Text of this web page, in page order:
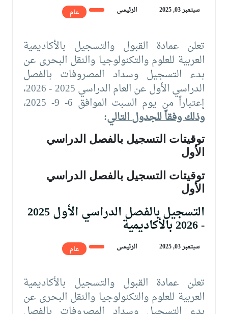
سبتمبر 03, 2025 الرئيسى عام
تعلن عمادة القبول والتسجيل بالأكاديمية
العربية للعلوم والتكنولوجيا والنقل البحرى عن
بدء التسجيل وسداد المصروفات بالفصل
الدراسي الأول عن العام الدراسي 2025 - 2026،
إعتباراً من يوم السبت الموافق 6- 9- 2025،
وذلك وفقاً للجدول التالي:
توقيتات التسجيل بالفصل الدراسي
الأول
توقيتات التسجيل بالفصل الدراسي
الأول
التسجيل بالفصل الدراسي الأول 2025
- 2026 بالأكاديمية
سبتمبر 03, 2025 الرئيسى عام
تعلن عمادة القبول والتسجيل بالأكاديمية
العربية للعلوم والتكنولوجيا والنقل البحرى عن